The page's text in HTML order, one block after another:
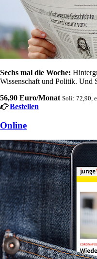
Sechs mal die Woche:
Wissenschaft und Politik. Und
56,90 Euro/Monat Soli: 72,90,
Bestellen
Online